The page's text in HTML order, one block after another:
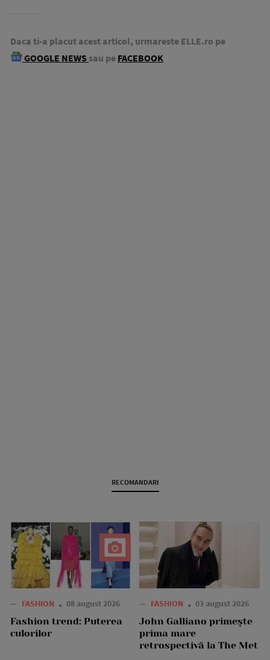
Daca ti-a placut acest articol, urmareste ELLE.ro pe
GOOGLE NEWS sau pe FACEBOOK
RECOMANDARI
— FASHION 08 august 2026
Fashion trend: Puterea
culorilor
— FASHION 03 august 2026
John Galliano primește
prima mare
retrospectivă la The Met